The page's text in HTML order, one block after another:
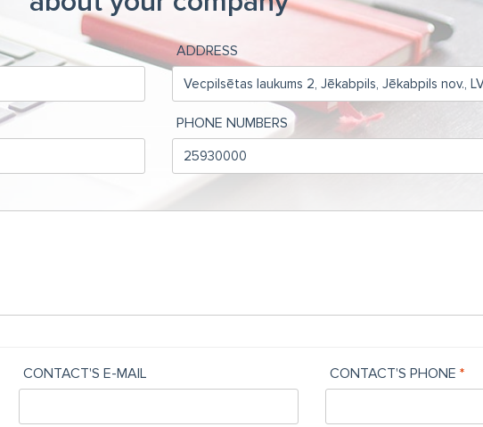
ADDRESS
PHONE NUMBERS
CONTACT'S E-MAIL CONTACT'S PHONE